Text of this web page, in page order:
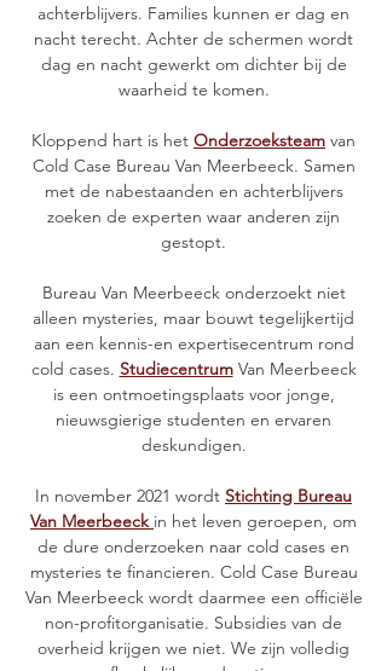
achterblijvers. Families kunnen er dag en
nacht terecht. Achter de schermen wordt
dag en nacht gewerkt om dichter bij de
waarheid te komen.
Kloppend hart is het Onderzoeksteam van
Cold Case Bureau Van Meerbeeck. Samen
met de nabestaanden en achterblijvers
zoeken de experten waar anderen zijn
gestopt.
Bureau Van Meerbeeck onderzoekt niet
alleen mysteries, maar bouwt tegelijkertijd
aan een kennis-en expertisecentrum rond
cold cases. StudiecentrumVan Meerbeeck
is een ontmoetingsplaats voor jonge,
nieuwsgierige studenten en ervaren
deskundigen.
In november 2021 wordt Stichting Bureau
Van Meerbeeck in het leven geroepen, om
de dure onderzoeken naar cold cases en
mysteries te financieren. Cold Case Bureau
Van Meerbeeck wordt daarmee een officiële
non-profitorganisatie. Subsidies van de
overheid krijgen we niet. We zijn volledig